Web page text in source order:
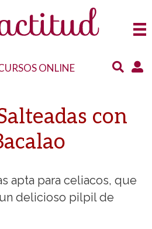
ONLINE
con
apta para celiacos, que
delicioso pilpil de